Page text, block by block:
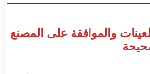
والموافقة على المصنع